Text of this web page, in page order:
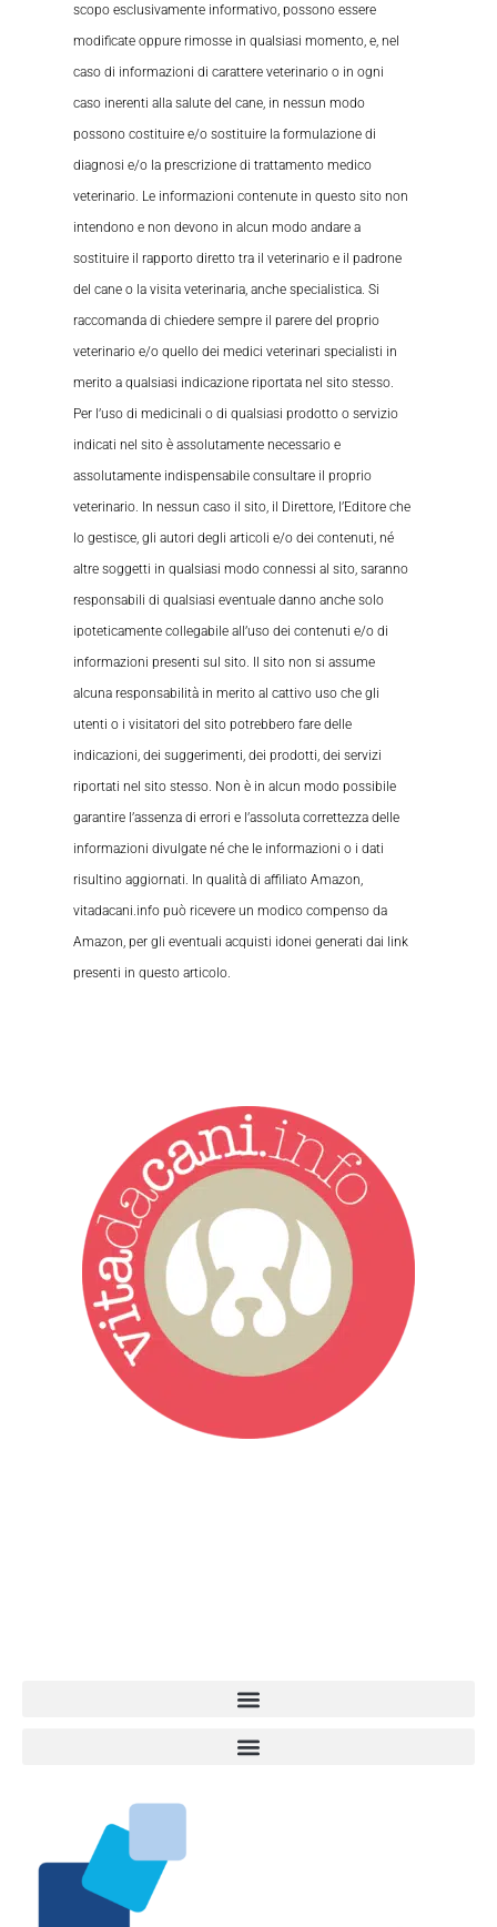
scopo esclusivamente informativo, possono essere
modificate oppure rimosse in qualsiasi momento, e, nel
caso di informazioni di carattere veterinario o in ogni
caso inerenti alla salute del cane, in nessun modo
possono costituire e/o sostituire la formulazione di
diagnosi e/o la prescrizione di trattamento medico
veterinario. Le informazioni contenute in questo sito non
intendono e non devono in alcun modo andare a
sostituire il rapporto diretto tra il veterinario e il padrone
del cane o la visita veterinaria, anche specialistica. Si
raccomanda di chiedere sempre il parere del proprio
veterinario e/o quello dei medici veterinari specialisti in
merito a qualsiasi indicazione riportata nel sito stesso.
Per l’uso di medicinali o di qualsiasi prodotto o servizio
indicati nel sito è assolutamente necessario e
assolutamente indispensabile consultare il proprio
veterinario. In nessun caso il sito, il Direttore, l’Editore che
lo gestisce, gli autori degli articoli e/o dei contenuti, né
altre soggetti in qualsiasi modo connessi al sito, saranno
responsabili di qualsiasi eventuale danno anche solo
ipoteticamente collegabile all’uso dei contenuti e/o di
informazioni presenti sul sito. Il sito non si assume
alcuna responsabilità in merito al cattivo uso che gli
utenti o i visitatori del sito potrebbero fare delle
indicazioni, dei suggerimenti, dei prodotti, dei servizi
riportati nel sito stesso. Non è in alcun modo possibile
garantire l’assenza di errori e l’assoluta correttezza delle
informazioni divulgate né che le informazioni o i dati
risultino aggiornati. In qualità di affiliato Amazon,
vitadacani.info può ricevere un modico compenso da
Amazon, per gli eventuali acquisti idonei generati dai link
presenti in questo articolo.